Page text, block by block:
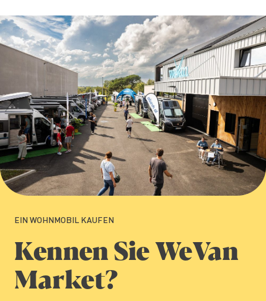
EIN WOHNMOBIL KAUFEN
Kennen Sie WeVan
Market?